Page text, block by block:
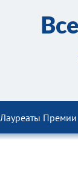
Лауреаты Премии